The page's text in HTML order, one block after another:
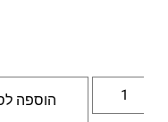
הוספה